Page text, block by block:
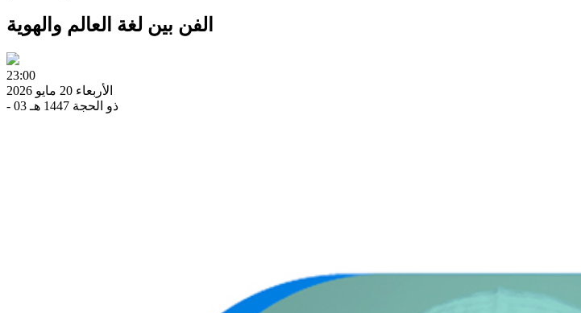
الفن بين لغة العالم والهوية
23:00
الأربعاء 20 مايو 2026
- 03 ذو الحجة 1447 هـ